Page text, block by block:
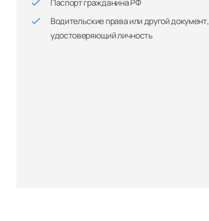
Паспорт гражданина РФ
Водительские права или другой документ,
удостоверяющий личность